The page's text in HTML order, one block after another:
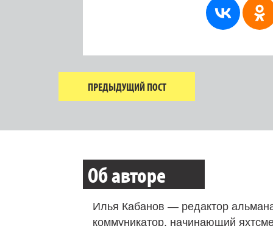
ПРЕДЫДУЩИЙ ПОСТ
Об авторе
Илья Кабанов — редактор
коммуникатор, начинающий